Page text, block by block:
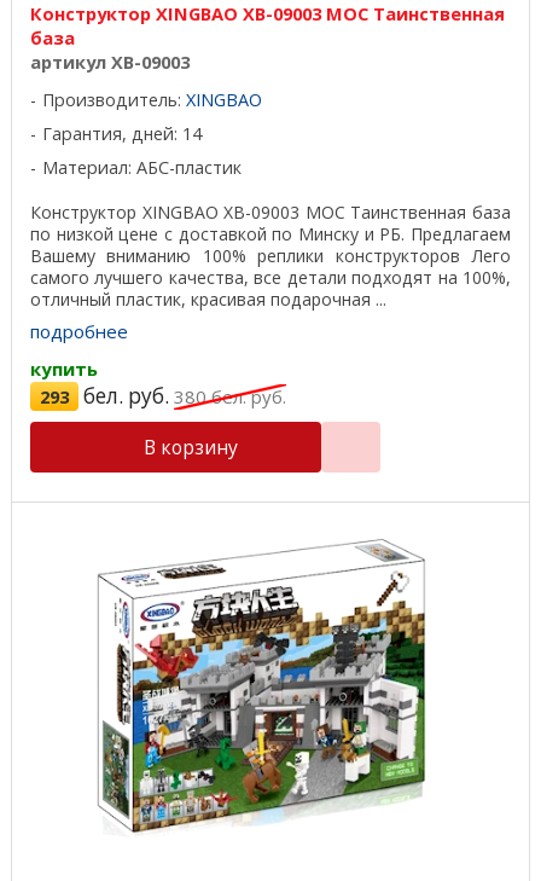
Конструктор XINGBAO XB-09003 MOC Таинственная
база
артикул XB-09003
Производитель: XINGBAO
Гарантия, дней: 14
Материал: АБС-пластик
Конструктор XINGBAO XB-09003 MOC Таинственная база
по низкой цене с доставкой по Минску и РБ. Предлагаем
Вашему вниманию 100% реплики конструкторов Лего
самого лучшего качества, все детали подходят на 100%,
отличный пластик, красивая подарочная ...
подробнее
купить
293 бел. руб. 380бел. руб.
В корзину